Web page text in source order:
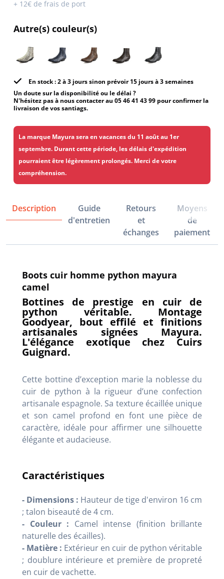
+ 12€ de frais de port
Autre(s) couleur(s)
En stock : 2 à 3 jours sinon prévoir 15 jours à 3 semaines
Un doute sur la disponibilité ou le délai ?
N'hésitez pas à nous contacter au 05 46 41 43 99 pour confirmer la
livraison de vos santiags.
La marque Mayura sera en vacances du 11 août au 1er
septembre. Durant cette période, les délais d'expédition
pourraient être légèrement prolongés. Merci de votre
compréhension.
Description
Guide
d'entretien
Retours
et
échanges
Moyens
de
paiement
Boots cuir homme python mayura
camel
Bottines de prestige en cuir de
python véritable. Montage
Goodyear, bout effilé et finitions
artisanales signées Mayura.
L'élégance exotique chez Cuirs
Guignard.
Cette bottine d’exception marie la noblesse du
cuir de python à la rigueur d’une confection
artisanale espagnole. Sa texture écaillée unique
et son camel profond en font une pièce de
caractère, idéale pour affirmer une silhouette
élégante et audacieuse.
Caractéristiques
- Dimensions : Hauteur de tige d'environ 16 cm
; talon biseauté de 4 cm.
- Couleur : Camel intense (finition brillante
naturelle des écailles).
- Matière : Extérieur en cuir de python véritable
; doublure intérieure et première de propreté
en cuir de vachette.